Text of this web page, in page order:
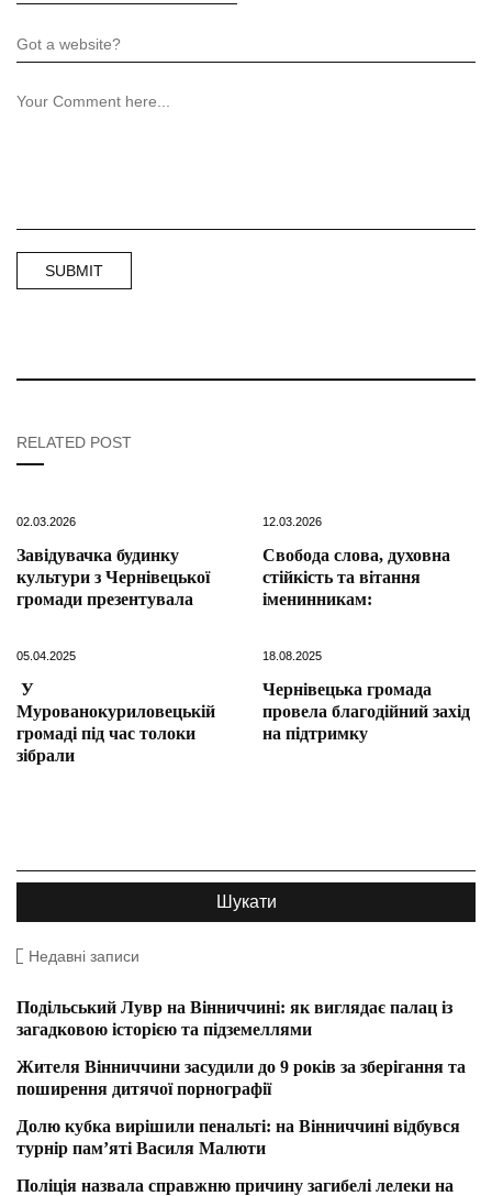
RELATED POST
02.03.2026
Завідувачка будинку
культури з Чернівецької
громади презентувала
12.03.2026
Свобода слова, духовна
стійкість та вітання
іменинникам:
05.04.2025
У
Мурованокуриловецькій
громаді під час толоки
зібрали
18.08.2025
Чернівецька громада
провела благодійний захід
на підтримку
Недавні записи
Подільський Лувр на Вінниччині: як виглядає палац із
загадковою історією та підземеллями
Жителя Вінниччини засудили до 9 років за зберігання та
поширення дитячої порнографії
Долю кубка вирішили пенальті: на Вінниччині відбувся
турнір пам’яті Василя Малюти
Поліція назвала справжню причину загибелі лелеки на